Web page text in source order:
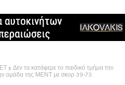
Δεν τα κατάφερε το παιδικό τμήμα την
ομάδα της ΜΕΝΤ με σκορ 39-73.